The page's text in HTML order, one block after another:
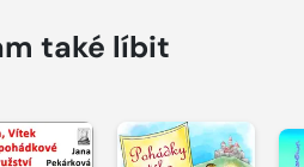
také líbit